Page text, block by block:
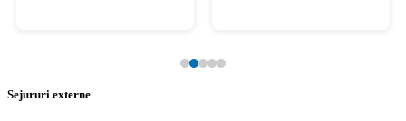
Sejururi externe